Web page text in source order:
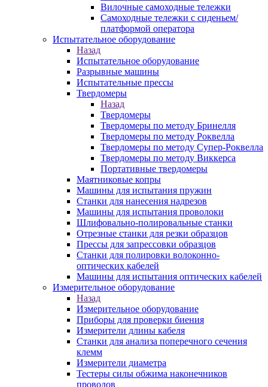
Вилочные самоходные тележки
Самоходные тележки с сиденьем/
платформой оператора
Испытательное оборудование
Назад
Испытательное оборудование
Разрывные машины
Испытательные прессы
Твердомеры
Назад
Твердомеры
Твердомеры по методу Бринелля
Твердомеры по методу Роквелла
Твердомеры по методу Супер-Роквелла
Твердомеры по методу Виккерса
Портативные твердомеры
Маятниковые копры
Машины для испытания пружин
Станки для нанесения надрезов
Машины для испытания проволоки
Шлифовально-полировальные станки
Отрезные станки для резки образцов
Прессы для запрессовки образцов
Станки для полировки волоконно-
оптических кабелей
Машины для испытания оптических кабелей
Измерительное оборудование
Назад
Измерительное оборудование
Приборы для проверки биения
Измерители длины кабеля
Станки для анализа поперечного сечения
клемм
Измерители диаметра
Тестеры силы обжима наконечников
проводов